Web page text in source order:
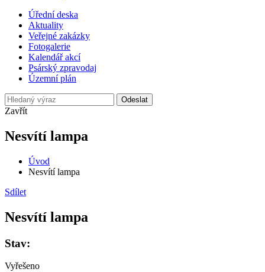
Úřední deska
Aktuality
Veřejné zakázky
Fotogalerie
Kalendář akcí
Psárský zpravodaj
Územní plán
Odeslat
Zavřít
Nesvítí lampa
Úvod
Nesvítí lampa
Sdílet
Nesvítí lampa
Stav:
Vyřešeno